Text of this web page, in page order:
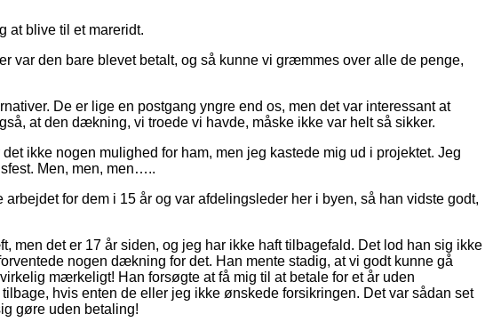
at blive til et mareridt.
var den bare blevet betalt, og så kunne vi græmmes over alle de penge,
De er lige en postgang yngre end os, men det var interessant at
at den dækning, vi troede vi havde, måske ikke var helt så sikker.
ikke nogen mulighed for ham, men jeg kastede mig ud i projektet. Jeg
Men, men, men…..
for dem i 15 år og var afdelingsleder her i byen, så han vidste godt,
men det er 17 år siden, og jeg har ikke haft tilbagefald. Det lod han sig ikke
nogen dækning for det. Han mente stadig, at vi godt kunne gå
mærkeligt! Han forsøgte at få mig til at betale for et år uden
hvis enten de eller jeg ikke ønskede forsikringen. Det var sådan set
gøre uden betaling!